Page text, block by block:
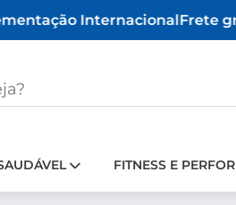
InternacionalFrete
FITNESS E